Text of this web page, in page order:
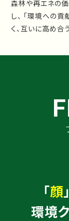
森林や再エネの
し、 「環境への
く、互いに高め合
「顔
環境